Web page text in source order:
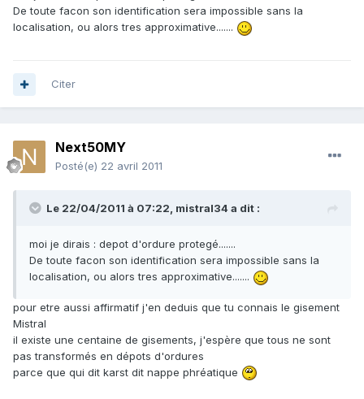
De toute facon son identification sera impossible sans la
localisation, ou alors tres approximative.......
Citer
Next50MY
Posté(e) 22 avril 2011
Le 22/04/2011 à 07:22, mistral34 a dit :
moi je dirais : depot d'ordure protegé.......
De toute facon son identification sera impossible sans la
localisation, ou alors tres approximative.......
pour etre aussi affirmatif j'en deduis que tu connais le gisement
Mistral
il existe une centaine de gisements, j'espère que tous ne sont
pas transformés en dépots d'ordures
parce que qui dit karst dit nappe phréatique